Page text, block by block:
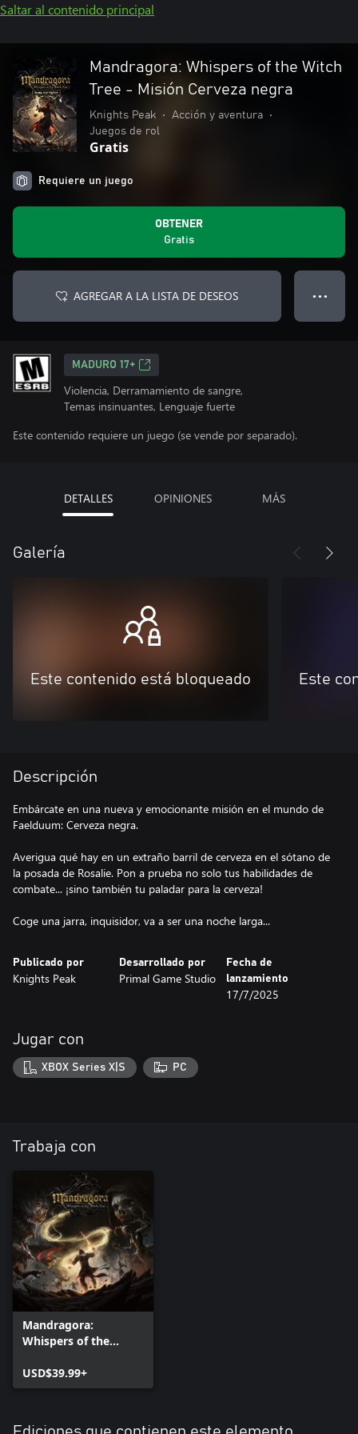
Saltar al contenido principal
Mandragora: Whispers of the Witch
Tree - Misión Cerveza negra
Knights Peak • Acción y aventura
•
Juegos de rol
Gratis
Requiere un juego
OBTENER
Gratis
AGREGAR A LA LISTA DE DESEOS ● ● ●
MADURO 17+
Violencia, Derramamiento de sangre,
Temas insinuantes, Lenguaje fuerte
Este contenido requiere un juego (se vende por separado).
DETALLES OPINIONES MÁS
Galería
Este contenido está bloqueado Este
Descripción
Embárcate en una nueva y emocionante misión en el mundo de
Faelduum: Cerveza negra.
Averigua qué hay en un extraño barril de cerveza en el sótano de
la posada de Rosalie. Pon a prueba no solo tus habilidades de
combate... ¡sino también tu paladar para la cerveza!
Coge una jarra, inquisidor, va a ser una noche larga...
Publicado por
Knights Peak
Desarrollado por
Primal Game Studio
Fecha de
lanzamiento
17/7/2025
Jugar con
XBOX Series X|S PC
Trabaja con
Mandragora:
Whispers of the
USD$39.99+